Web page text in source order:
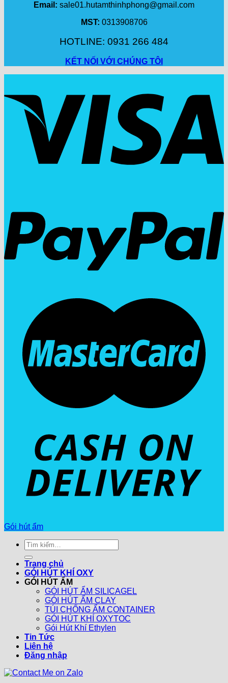
Email: sale01.hutamthinhphong@gmail.com
MST: 0313908706
HOTLINE: 0931 266 484
KẾT NỐI VỚI CHÚNG TÔI
Gói hút ẩm
Tìm
kiếm:
Trang chủ
GÓI HÚT KHÍ OXY
GÓI HÚT ẨM
GÓI HÚT ẨM SILICAGEL
GÓI HÚT ẨM CLAY
TÚI CHỐNG ẨM CONTAINER
GÓI HÚT KHÍ OXYTOC
Gói Hút Khí Ethylen
Tin Tức
Liên hệ
Đăng nhập